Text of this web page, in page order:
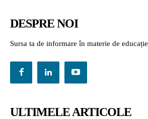
DESPRE NOI
Sursa ta de informare în materie de educație
ULTIMELE ARTICOLE